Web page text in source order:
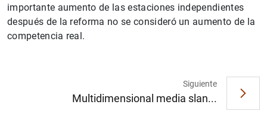
importante aumento de las estaciones independientes
después de la reforma no se consideró un aumento de la
competencia real.
Siguiente
Multidimensional media slan...
1 2